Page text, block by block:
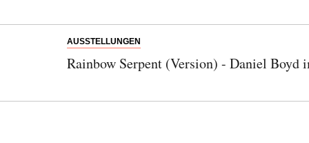
AUSSTELLUNGEN
Rainbow Serpent (Version) - Daniel Boyd